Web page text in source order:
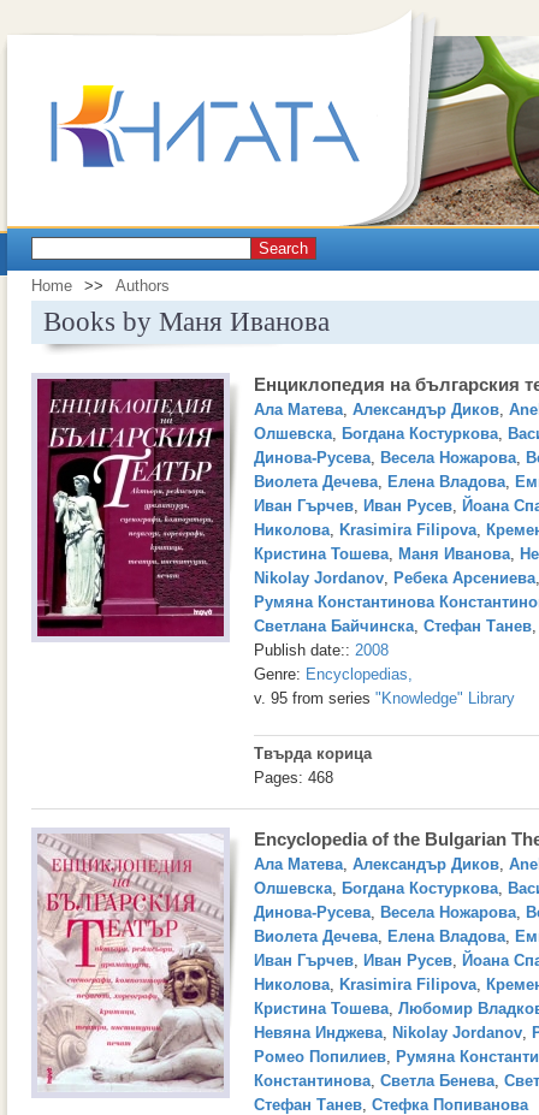
Search
Home >> Authors
Books by Маня Иванова
Енциклопедия на българския
Ала Матева, Александър Диков,
Олшевска, Богдана Костуркова,
Динова-Русева, Весела Ножарова,
Виолета Дечева, Елена Владова,
Иван Гърчев, Иван Русев, Йоана
Николова, Krasimira Filipova,
Кристина Тошева, Маня Иванова,
Nikolay Jordanov, Ребека Арсениева
Румяна Константинова
Светлана Байчинска, Стефан Танев
Publish date:: 2008
Genre: Encyclopedias,
v. 95 from series "Knowledge" Library
Твърда корица
Pages: 468
Encyclopedia of the Bulgarian
Ала Матева, Александър Диков,
Олшевска, Богдана Костуркова,
Динова-Русева, Весела Ножарова,
Виолета Дечева, Елена Владова,
Иван Гърчев, Иван Русев, Йоана
Николова, Krasimira Filipova,
Кристина Тошева, Любомир
Невяна Инджева, Nikolay Jordanov,
Ромео Попилиев, Румяна
Константинова, Светла Бенева,
Стефан Танев, Стефка Попиванова